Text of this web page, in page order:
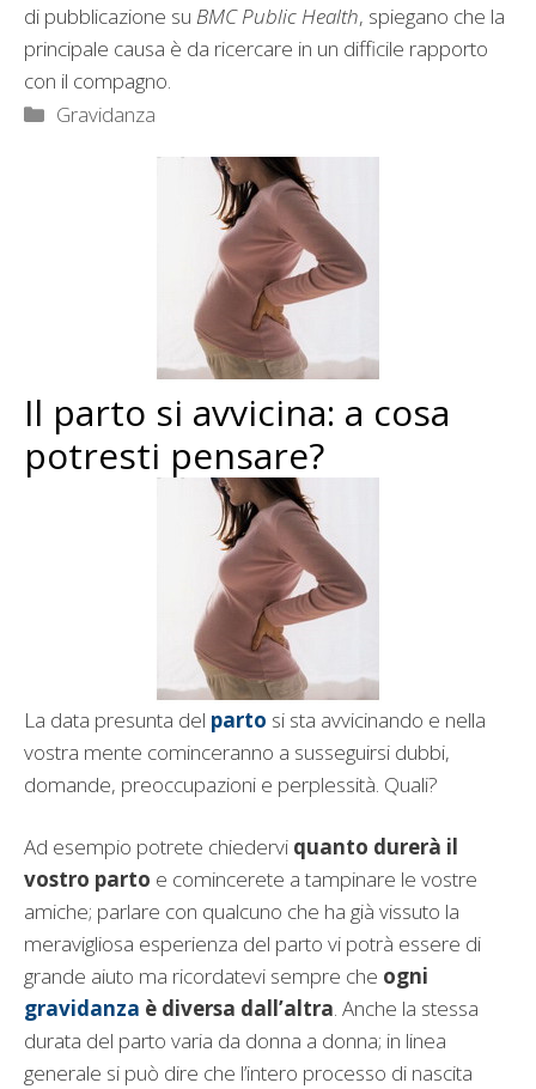
di pubblicazione su BMC Public Health, spiegano che la
principale causa è da ricercare in un difficile rapporto
con il compagno.
Categorie
Gravidanza
Il parto si avvicina: a cosa
potresti pensare?
La data presunta del parto si sta avvicinando e nella
vostra mente cominceranno a susseguirsi dubbi,
domande, preoccupazioni e perplessità. Quali?
Ad esempio potrete chiedervi quanto durerà il
vostro parto e comincerete a tampinare le vostre
amiche; parlare con qualcuno che ha già vissuto la
meravigliosa esperienza del parto vi potrà essere di
grande aiuto ma ricordatevi sempre che ogni
gravidanza è diversa dall’altra. Anche la stessa
durata del parto varia da donna a donna; in linea
generale si può dire che l’intero processo di nascita